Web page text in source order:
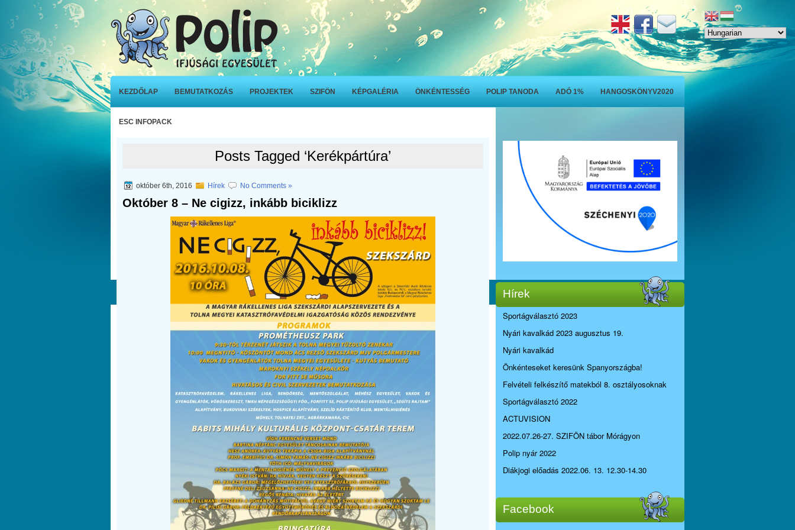
KEZDŐLAP BEMUTATKOZÁS PROJEKTEK SZIFÖN KÉPGALÉRIA ÖNKÉNTESSÉG POLIP TANODA ADÓ 1% HANGOSKÖNYV2020
ESC INFOPACK
Posts Tagged ‘Kerékpártúra’
október 6th, 2016 Hírek No Comments »
Október 8 – Ne cigizz, inkább biciklizz
Hírek
Sportágválasztó 2023
Nyári kavalkád 2023 augusztus 19.
Nyári kavalkád
Önkénteseket keresünk Spanyországba!
Felvételi felkészítő matekból 8. osztályosoknak
Sportágválasztó 2022
ACTUVISION
2022.07.26-27. SZIFÖN tábor Mórágyon
Polip nyár 2022
Diákjogi előadás 2022.06. 13. 12.30-14.30
Facebook